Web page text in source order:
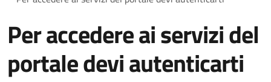
Per accedere ai servizi del
portale devi autenticarti